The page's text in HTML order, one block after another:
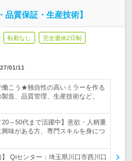
質保証・生産技術】
転勤なし 完全週休2日制
01/11
こう★独自性の高いミラーを作る
造、品質管理、生産技術など、
20～50代まで活躍中】意欲・人柄重
味がある方、専門スキルを身につ
】 Qiセンター：埼玉県川口市西川口